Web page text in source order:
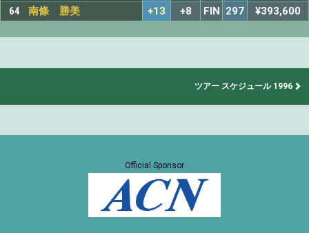
64
南條 勝美 +13 +8 FIN 297 ¥393,600
ツアー スケジュール 1996
Official Sponsor